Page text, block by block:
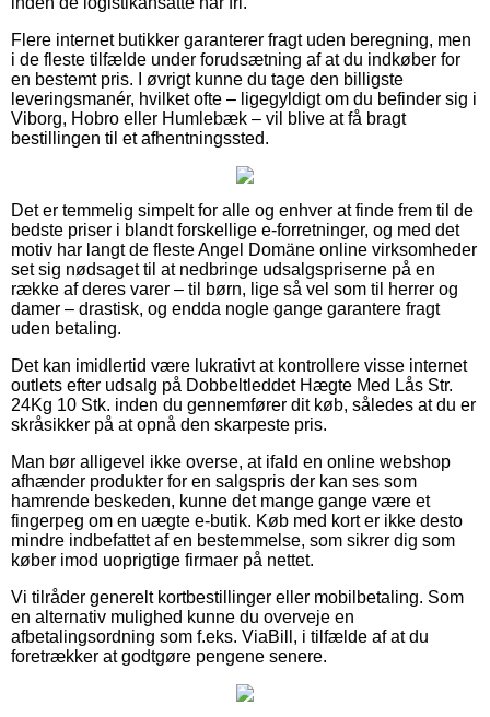
Flere internet butikker garanterer fragt uden beregning, men
i de fleste tilfælde under forudsætning af at du indkøber for
en bestemt pris. I øvrigt kunne du tage den billigste
leveringsmanér, hvilket ofte – ligegyldigt om du befinder sig i
Viborg, Hobro eller Humlebæk – vil blive at få bragt
bestillingen til et afhentningssted.
Det er temmelig simpelt for alle og enhver at finde frem til de
bedste priser i blandt forskellige e-forretninger, og med det
motiv har langt de fleste Angel Domäne online virksomheder
set sig nødsaget til at nedbringe udsalgspriserne på en
række af deres varer – til børn, lige så vel som til herrer og
damer – drastisk, og endda nogle gange garantere fragt
uden betaling.
Det kan imidlertid være lukrativt at kontrollere visse internet
outlets efter udsalg på Dobbeltleddet Hægte Med Lås Str.
24Kg 10 Stk. inden du gennemfører dit køb, således at du er
skråsikker på at opnå den skarpeste pris.
Man bør alligevel ikke overse, at ifald en online webshop
afhænder produkter for en salgspris der kan ses som
hamrende beskeden, kunne det mange gange være et
fingerpeg om en uægte e-butik. Køb med kort er ikke desto
mindre indbefattet af en bestemmelse, som sikrer dig som
køber imod uoprigtige firmaer på nettet.
Vi tilråder generelt kortbestillinger eller mobilbetaling. Som
en alternativ mulighed kunne du overveje en
afbetalingsordning som f.eks. ViaBill, i tilfælde af at du
foretrækker at godtgøre pengene senere.